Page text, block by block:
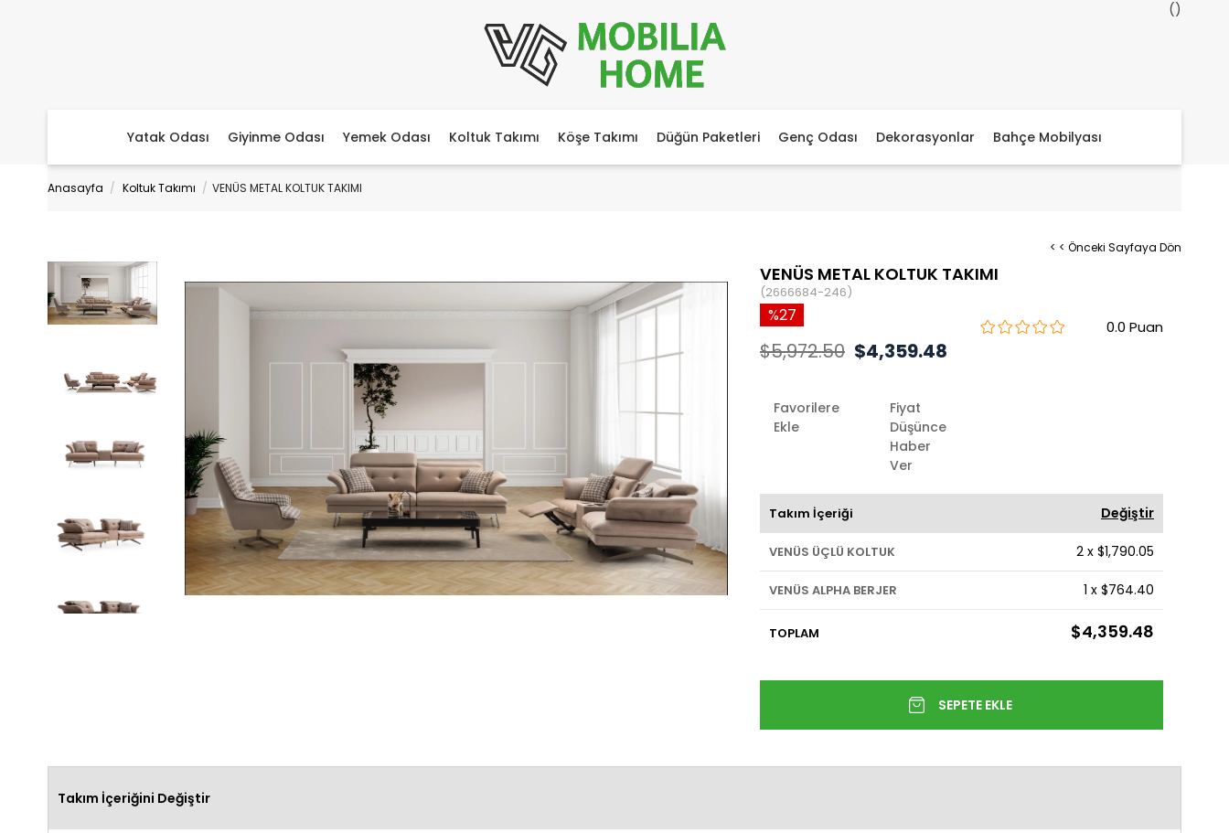
Yatak Odası Giyinme Odası Yemek Odası Koltuk Takımı Köşe Takımı Düğün Paketleri Genç Odası Dekorasyonlar Bahçe Mobilyası
Anasayfa Koltuk Takımı VENÜS METAL KOLTUK TAKIMI
< < Önceki Sayfaya Dön
VENÜS METAL KOLTUK TAKIMI
(2666684-246)
0.0
27
$5,972.50 $4,359.48
Favorilere
Ekle
Fiyat
Düşünce
Haber
Ver
Takım İçeriği Değiştir
VENÜS ÜÇLÜ KOLTUK 2 x $1,790.05
VENÜS ALPHA BERJER 1 x $764.40
TOPLAM $4,359.48
Takım İçeriğini Değiştir